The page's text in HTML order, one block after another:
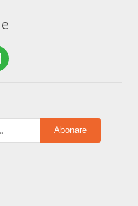
Abonare